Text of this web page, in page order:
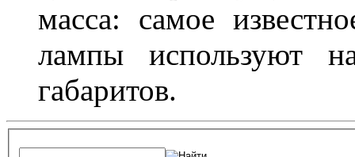
масса: самое
лампы используют
габаритов.